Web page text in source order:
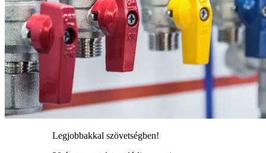
Legjobbakkal szövetségben!